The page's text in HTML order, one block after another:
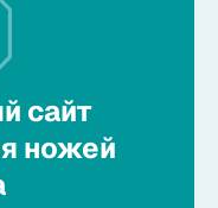
сайт
ножей